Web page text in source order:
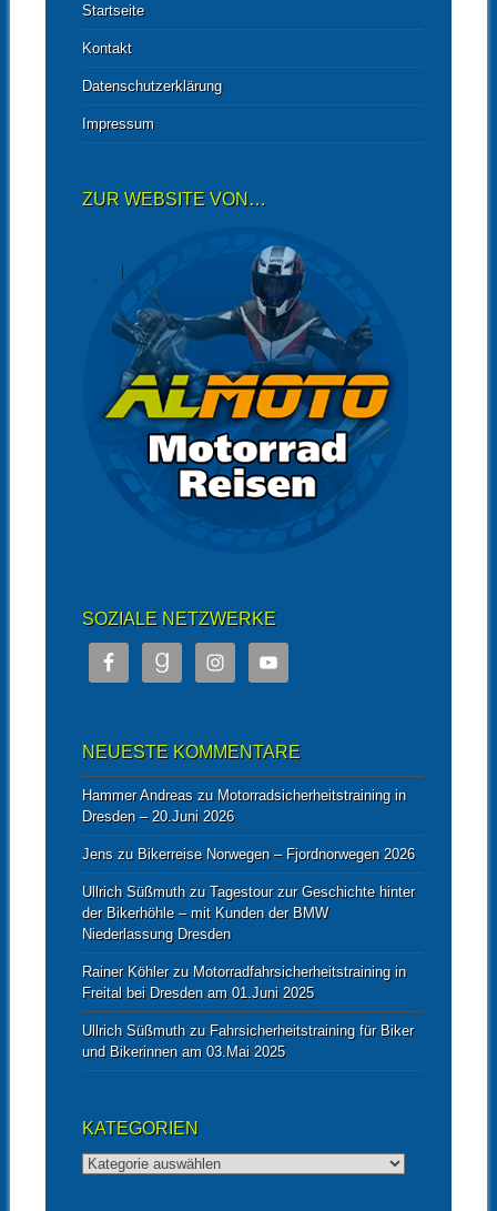
Startseite
Kontakt
Datenschutzerklärung
Impressum
ZUR WEBSITE VON…
SOZIALE NETZWERKE
NEUESTE KOMMENTARE
Hammer Andreaszu Motorradsicherheitstraining in
Dresden – 20.Juni 2026
Jenszu Bikerreise Norwegen – Fjordnorwegen 2026
Ullrich Süßmuthzu Tagestour zur Geschichte hinter
der Bikerhöhle – mit Kunden der BMW
Niederlassung Dresden
Rainer Köhlerzu Motorradfahrsicherheitstraining in
Freital bei Dresden am 01.Juni 2025
Ullrich Süßmuthzu Fahrsicherheitstraining für Biker
und Bikerinnen am 03.Mai 2025
KATEGORIEN
Kategorien